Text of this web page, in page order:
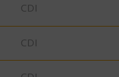
CDI
CDI